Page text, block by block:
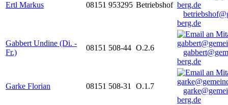
Ertl Markus 08151 953295 Betriebshof
berg.de
Gabbert Undine (Di. -
Fr.)
08151 508-44 O.2.6
berg.de
Garke Florian 08151 508-31 O.1.7
berg.de